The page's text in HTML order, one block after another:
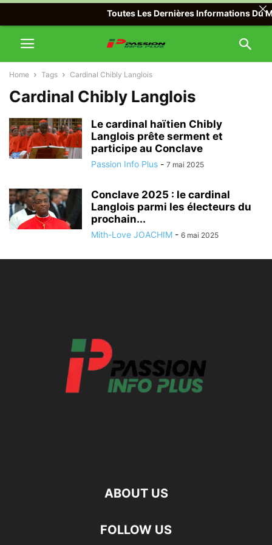
Home Tags Cardinal Chibly Langlois
Cardinal Chibly Langlois
Le cardinal haïtien Chibly
Langlois prête serment et
participe au Conclave
Passion Info Plus - 7 mai 2025
Conclave 2025 : le cardinal
Langlois parmi les électeurs du
prochain...
Mith-Love JOACHIM - 6 mai 2025
ABOUT US
FOLLOW US
Toutes Les Dernières Informations Du